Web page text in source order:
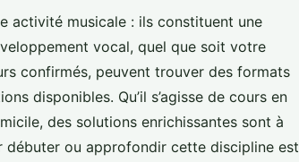
activité musicale : ils constituent une
vocal, quel que soit votre
confirmés, peuvent trouver des formats
disponibles. Qu’il s’agisse de cours en
des solutions enrichissantes sont à
débuter ou approfondir cette discipline est